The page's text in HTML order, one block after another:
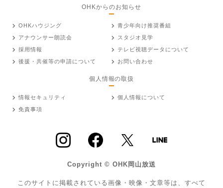
OHKからのお知らせ
OHKハウジング
青少年向け推奨番組
アナウンサー朗読会
スタジオ見学
採用情報
テレビ視聴データについて
後援・共催等の申請について
お問い合わせ
個人情報の取扱
情報セキュリティ
個人情報について
免責事項
Copyright © OHK岡山放送
このサイトに掲載されている画像・映像・文章等は、すべて